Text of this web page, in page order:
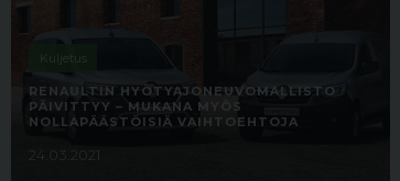
Kuljetus
RENAULTIN HYÖTYAJONEUVOMALLISTO
PÄIVITTYY – MUKANA MYÖS
NOLLAPÄÄSTÖISIÄ VAIHTOEHTOJA
24.03.2021